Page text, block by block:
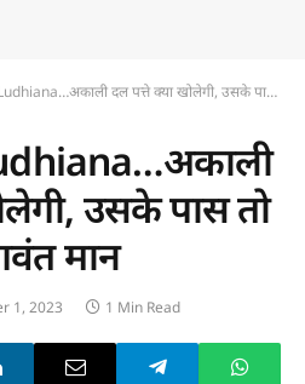
दल पत्ते क्या खोलेगी, उसके पास तो पत्ते ही दो हैंः भगवंत मान
उसके पास तो
मान
1, 2023 1 Min Read